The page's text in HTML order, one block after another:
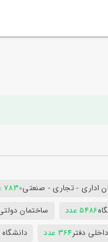
اداری - تجاری - صنعتی7830 عدد
5486 عدد ساختمان
دفتر364 عدد